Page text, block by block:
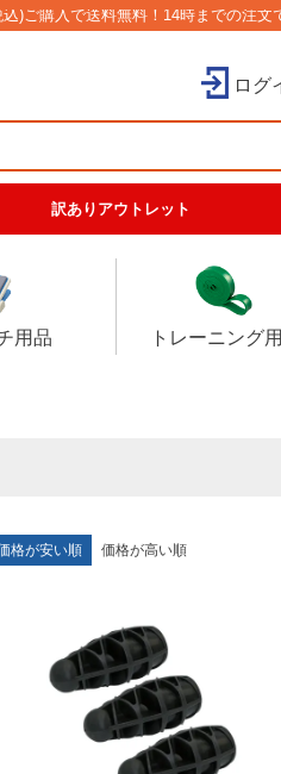
)ご購入で送料無料！14時までの注文
ログ
訳ありアウトレット
用品 トレーニング
格が安い順 価格が高い順